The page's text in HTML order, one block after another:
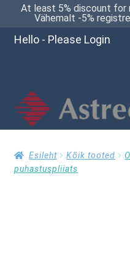
At least 5% discount
Vähemalt -5%
Hello - Please Login
Esileht
Esileht Kõik tooted
puhastuspliiats